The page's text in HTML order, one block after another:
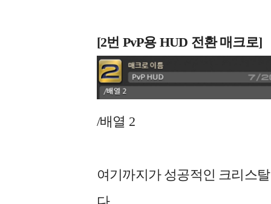
[2번 PvP용 HUD 전환 매크로]
/배열 2
여기까지가 성공적인 크리스